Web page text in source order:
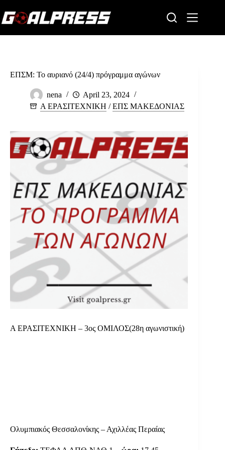
to
content
ΕΠΣΜ: Το αυριανό (24/4) πρόγραμμα αγώνων
nena
April 23, 2024
Α ΕΡΑΣΙΤΕΧΝΙΚΗ /ΕΠΣ ΜΑΚΕΔΟΝΙΑΣ
Α ΕΡΑΣΙΤΕΧΝΙΚΗ – 3ος ΟΜΙΛΟΣ(28η αγωνιστική)
Ολυμπιακός Θεσσαλονίκης – Αχιλλέας Περαίας